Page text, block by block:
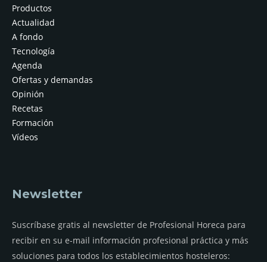
Productos
Actualidad
A fondo
Tecnología
Agenda
Ofertas y demandas
Opinión
Recetas
Formación
Vídeos
Newsletter
Suscríbase gratis al newsletter de Profesional Horeca para
recibir en su e-mail información profesional práctica y más
soluciones para todos los establecimientos hosteleros: